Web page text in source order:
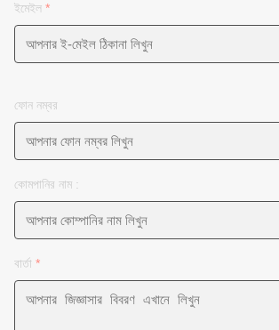
ইমেইল *
ফোন নম্বর
কোমপানির নাম :
বার্তা *